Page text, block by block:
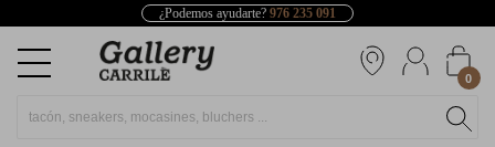
¿Podemos ayudarte? 976 235 091
0